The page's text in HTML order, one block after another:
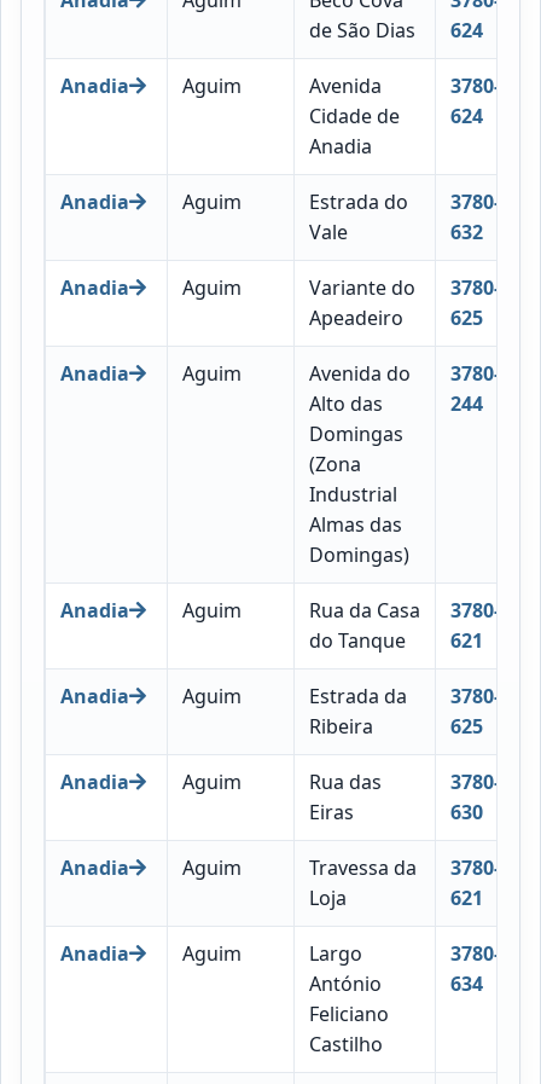
de São Dias
624
Anadia Aguim
Avenida
Cidade de
Anadia
3780-
624
Anadia Aguim
Estrada do
Vale
3780-
632
Anadia Aguim
Variante do
Apeadeiro
3780-
625
Anadia Aguim
Avenida do
Alto das
Domingas
(Zona
Industrial
Almas das
Domingas)
3780-
244
Anadia Aguim
Rua da Casa
do Tanque
3780-
621
Anadia Aguim
Estrada da
Ribeira
3780-
625
Anadia Aguim
Rua das
Eiras
3780-
630
Anadia Aguim
Travessa da
Loja
3780-
621
Anadia Aguim
Largo
António
Feliciano
Castilho
3780-
634